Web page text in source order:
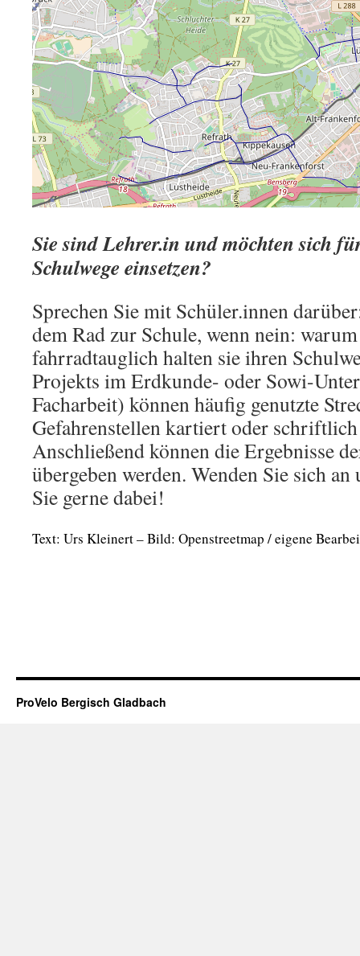
Sie sind Lehrer.in und möchten sich
Schulwege einsetzen?
Sprechen Sie mit Schüler.innen
dem Rad zur Schule, wenn nein:
fahrradtauglich halten sie ihren
Projekts im Erdkunde- oder Sowi-
Facharbeit) können häufig genutzte
Gefahrenstellen kartiert oder schriftlich
Anschließend können die Ergebnisse
übergeben werden. Wenden Sie sich
Sie gerne dabei!
Text: Urs Kleinert – Bild: Openstreetmap / eigene
ProVelo Bergisch Gladbach